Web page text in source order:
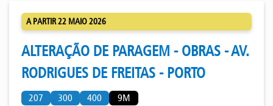
A PARTIR 22 MAIO 2026
ALTERAÇÃO DE PARAGEM - OBRAS - AV.
RODRIGUES DE FREITAS - PORTO
207 300 400 9M